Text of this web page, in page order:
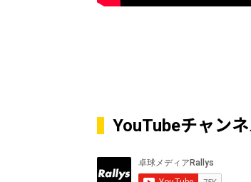
YouTubeチャン